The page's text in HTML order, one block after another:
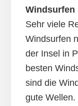
Windsurfen
Sehr viele
Windsurfen
der Insel in
besten
sind die
gute